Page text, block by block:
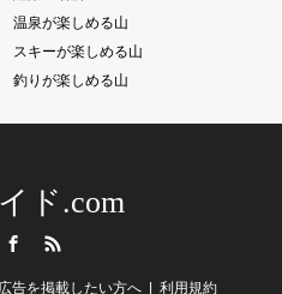
温泉が楽しめる山
スキーが楽しめる山
釣りが楽しめる山
ド.com
告を掲載したい方へ 利用規約